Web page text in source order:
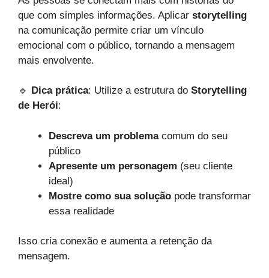
que com simples informações. Aplicar storytelling
na comunicação permite criar um vínculo
emocional com o público, tornando a mensagem
mais envolvente.
🔹 Dica prática: Utilize a estrutura do Storytelling
de Herói:
Descreva um problemacomum do seu
público
Apresente um personagem (seu cliente
ideal)
Mostre como sua solução pode transformar
essa realidade
Isso cria conexão e aumenta a retenção da
mensagem.